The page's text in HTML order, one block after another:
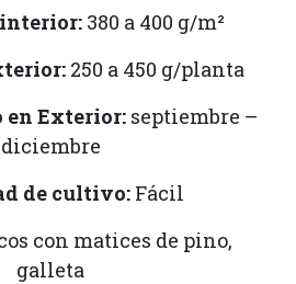
380 a 400 g/m²
250 a 450 g/planta
en Exterior: septiembre –
diciembre
de cultivo: Fácil
con matices de pino,
galleta